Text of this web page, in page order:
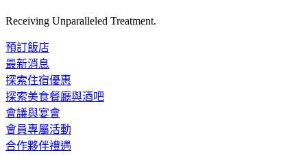
Receiving Unparalleled Treatment.
預訂飯店
最新消息
探索住宿優惠
探索美食餐廳與酒吧
會議與宴會
會員專屬活動
合作夥伴禮遇